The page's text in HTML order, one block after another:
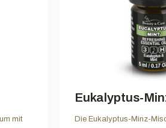
mit
Eukalyptus-
Die Eukalyptus-Minz-